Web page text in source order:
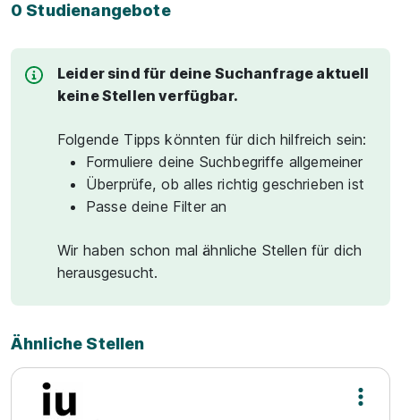
0 Studienangebote
Leider sind für deine Suchanfrage aktuell
keine Stellen verfügbar.
Folgende Tipps könnten für dich hilfreich sein:
Formuliere deine Suchbegriffe allgemeiner
Überprüfe, ob alles richtig geschrieben ist
Passe deine Filter an
Wir haben schon mal ähnliche Stellen für dich
herausgesucht.
Ähnliche Stellen